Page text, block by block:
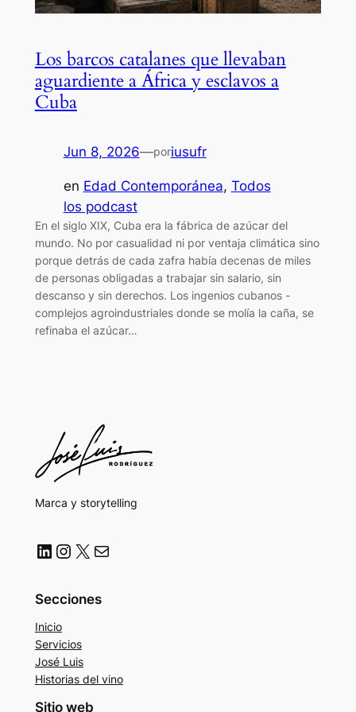
Los barcos catalanes que llevaban
aguardiente a África y esclavos a
Cuba
Jun 8, 2026—poriusufr
en Edad Contemporánea, Todos
los podcast
En el siglo XIX, Cuba era la fábrica de azúcar del
mundo. No por casualidad ni por ventaja climática sino
porque detrás de cada zafra había decenas de miles
de personas obligadas a trabajar sin salario, sin
descanso y sin derechos. Los ingenios cubanos -
complejos agroindustriales donde se molía la caña, se
refinaba el azúcar…
Marca y storytelling
LinkedIn Instagram X Correo electrónico
Secciones
Inicio
Servicios
José Luis
Historias del vino
Sitio web